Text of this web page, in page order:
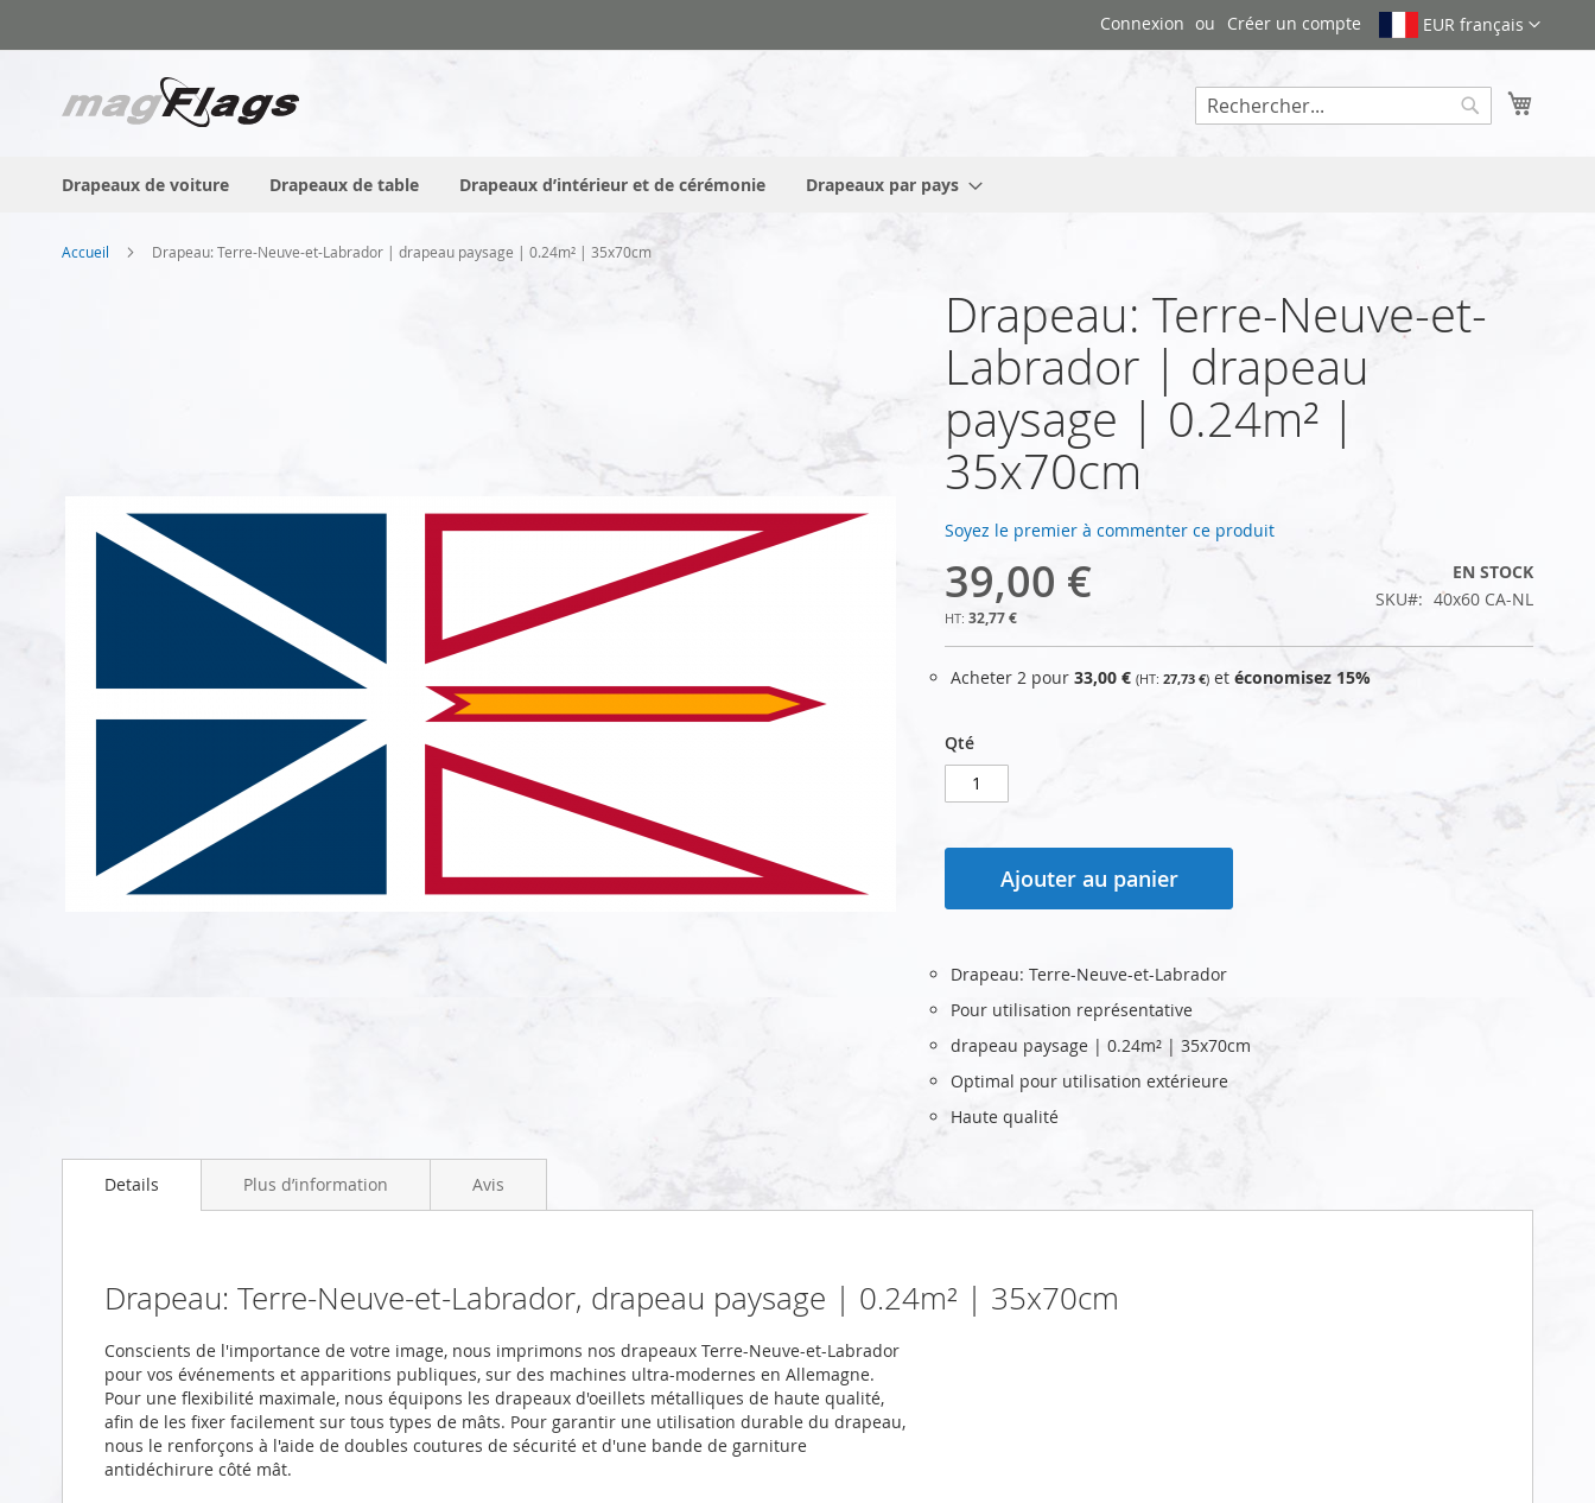
au
EUR français
Connexion Créer un compte
Drapeaux de voiture Drapeaux de table Drapeaux d’intérieur et de cérémonie Drapeaux par pays
Accueil Drapeau: Terre-Neuve-et-Labrador | drapeau paysage | 0.24m² | 35x70cm
to
gallery
Drapeau: Terre-Neuve-et-
Labrador | drapeau
paysage | 0.24m² |
35x70cm
Soyez le premier à commenter ce produit
39,00 €
32,77 €
EN STOCK
SKU
40x60 CA-NL
Acheter 2 pour 33,00 € 27,73 € et économisez 15%
Qté
Ajouter au panier
Drapeau: Terre-Neuve-et-Labrador
Pour utilisation représentative
drapeau paysage | 0.24m² | 35x70cm
Optimal pour utilisation extérieure
Haute qualité
Details
Drapeau: Terre-Neuve-et-Labrador, drapeau paysage | 0.24m² | 35x70cm
Conscients de l'importance de votre image, nous imprimons nos drapeaux Terre-Neuve-et-Labrador
pour vos événements et apparitions publiques, sur des machines ultra-modernes en Allemagne.
Pour une flexibilité maximale, nous équipons les drapeaux d'oeillets métalliques de haute qualité,
afin de les fixer facilement sur tous types de mâts. Pour garantir une utilisation durable du drapeau,
nous le renforçons à l'aide de doubles coutures de sécurité et d'une bande de garniture
antidéchirure côté mât.
Plus d’information Avis